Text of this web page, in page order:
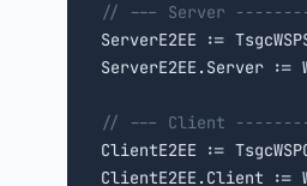
// --- Server
ServerE2EE :=
ServerE2EE.Server :=
// --- Client
ClientE2EE :=
ClientE2EE.Client :=